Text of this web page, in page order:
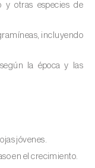
(Ips
orana)
y otras especies de
incluyendo
la época y las
jóvenes.
en el crecimiento.